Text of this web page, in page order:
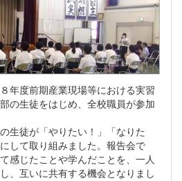
年度前期産業現場等における実習
の生徒をはじめ、全校職員が参加
生徒が「やりたい！」「なりた
して取り組みました。報告会で
感じたことや学んだことを、一人
、互いに共有する機会となりまし